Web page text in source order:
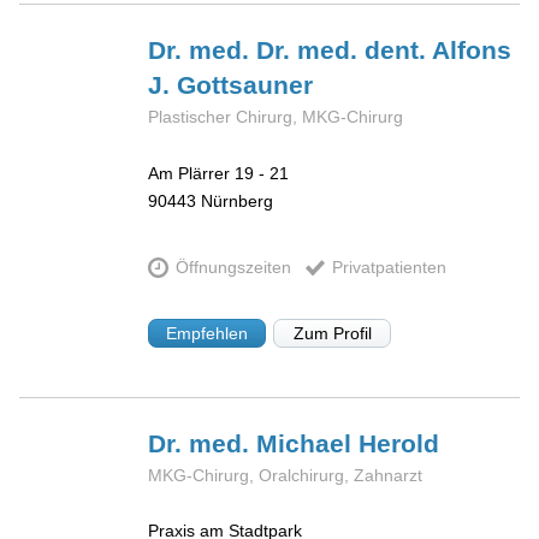
Dr. med. Dr. med. dent. Alfons
J.Gottsauner
Plastischer Chirurg, MKG-Chirurg
Am Plärrer 19 - 21
90443 Nürnberg
Öffnungszeiten Privatpatienten
Empfehlen Zum Profil
Dr. med. Michael Herold
MKG-Chirurg, Oralchirurg, Zahnarzt
Praxis am Stadtpark